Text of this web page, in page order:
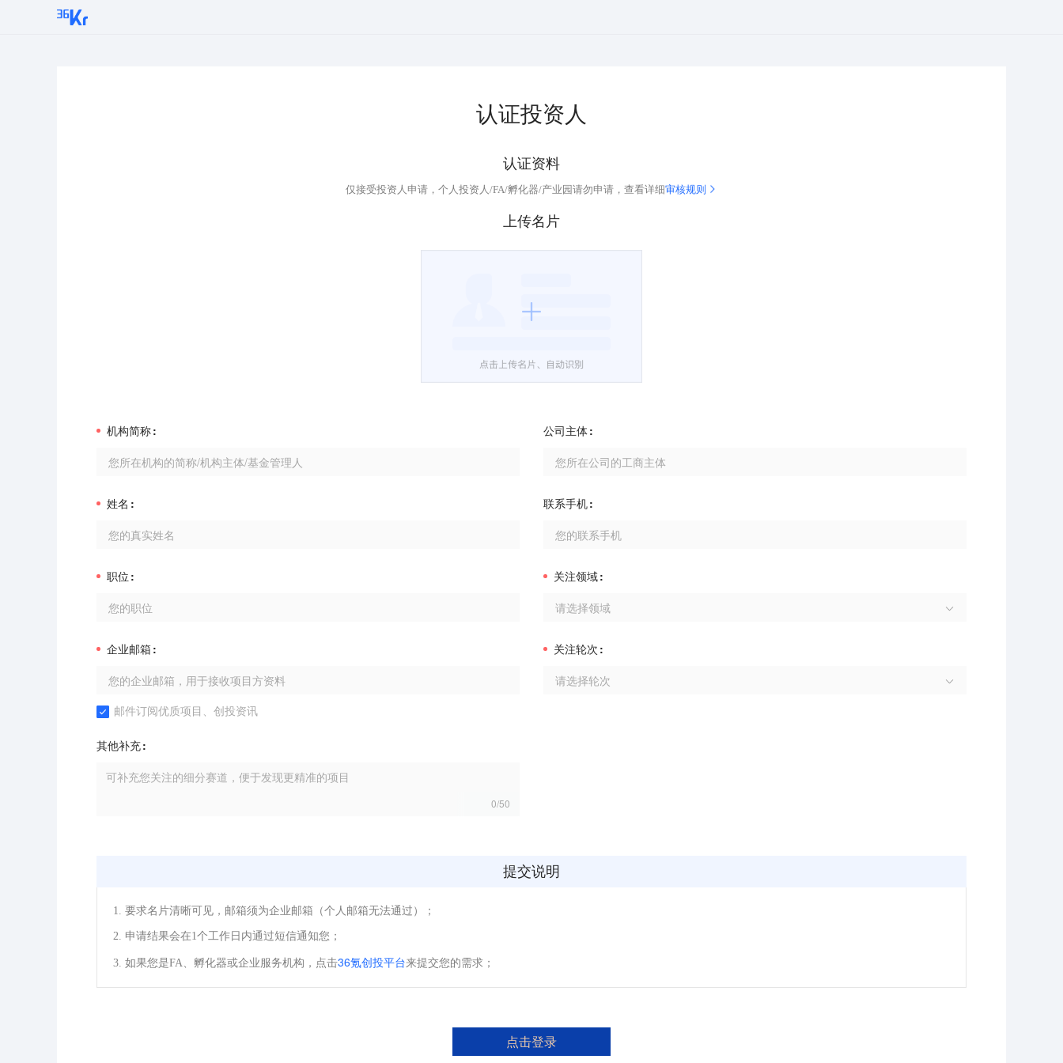
认证投资人
认证资料
仅接受投资人申请，个人投资人/FA/孵化器/产业园请勿申请，查看详细审核规则
上传名片
机构简称 公司主体
姓名 联系手机
职位
关注领域
请选择领域
企业邮箱
邮件订阅优质项目、创投资讯
关注轮次
请选择轮次
其他补充
0/50
提交说明
1. 要求名片清晰可见，邮箱须为企业邮箱（个人邮箱无法通过）；
2. 申请结果会在1个工作日内通过短信通知您；
3. 如果您是FA、孵化器或企业服务机构，点击36氪创投平台来提交您的需求；
点击登录